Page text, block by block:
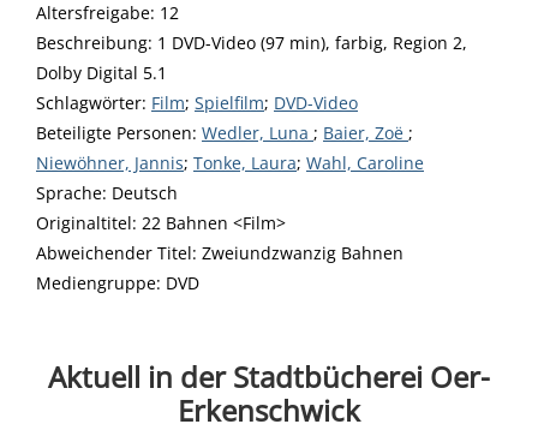
Altersfreigabe: 12
Beschreibung: 1 DVD-Video (97 min), farbig, Region 2,
Dolby Digital 5.1
Schlagwörter: Film; Spielfilm; DVD-Video
Beteiligte Personen: Suche nach dieser Beteiligten Person
Wedler, Luna ; Baier, Zoë ;
Niewöhner, Jannis; Tonke, Laura; Wahl, Caroline
Sprache: Deutsch
Originaltitel: 22 Bahnen <Film>
Abweichender Titel: Zweiundzwanzig Bahnen
Mediengruppe: DVD
Aktuell in der Stadtbücherei Oer-
Erkenschwick